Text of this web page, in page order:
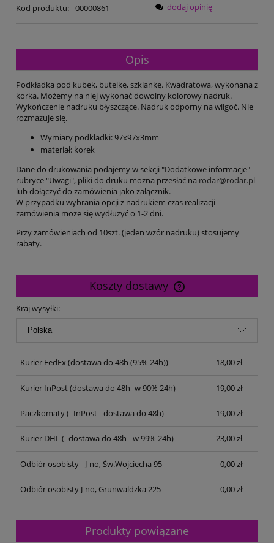
Kod produktu: 00000861
dodaj opinię
Opis
Podkładka pod kubek, butelkę, szklankę. Kwadratowa, wykonana z
korka. Możemy na niej wykonać dowolny kolorowy nadruk.
Wykończenie nadruku błyszczące. Nadruk odporny na wilgoć. Nie
rozmazuje się.
Wymiary podkładki: 97x97x3mm
materiał: korek
Dane do drukowania podajemy w sekcji "Dodatkowe informacje"
rubryce "Uwagi", pliki do druku można przesłać na rodar@rodar.pl
lub dołączyć do zamówienia jako załącznik.
W przypadku wybrania opcji z nadrukiem czas realizacji
zamówienia może się wydłużyć o 1-2 dni.
Przy zamówieniach od 10szt. (jeden wzór nadruku) stosujemy
rabaty.
Koszty dostawy
Cena nie zawiera ewentualnych kosztów płatności
Kraj wysyłki:
Kurier FedEx(dostawa do 48h (95% 24h)) 18,00 zł
Kurier InPost(dostawa do 48h- w 90% 24h) 19,00 zł
Paczkomaty(- InPost - dostawa do 48h) 19,00 zł
Kurier DHL(- dostawa do 48h - w 99% 24h) 23,00 zł
Odbiór osobisty - J-no, Św.Wojciecha 95 0,00 zł
Odbiór osobisty J-no, Grunwaldzka 225 0,00 zł
Produkty powiązane